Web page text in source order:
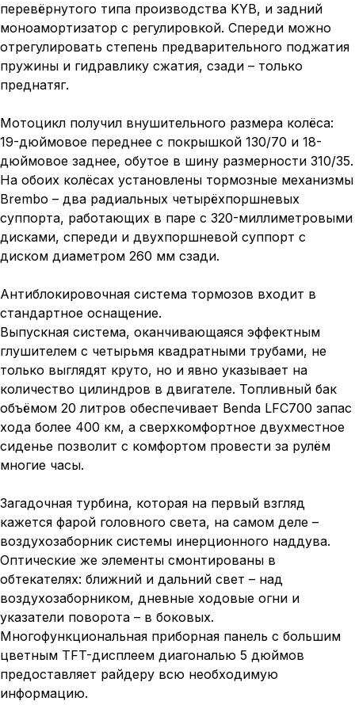
перевёрнутого типа производства KYB, и задний
моноамортизатор с регулировкой. Спереди можно
отрегулировать степень предварительного поджатия
пружины и гидравлику сжатия, сзади – только
преднатяг.
Мотоцикл получил внушительного размера колёса:
19-дюймовое переднее с покрышкой 130/70 и 18-
дюймовое заднее, обутое в шину размерности 310/35.
На обоих колёсах установлены тормозные механизмы
Brembo – два радиальных четырёхпоршневых
суппорта, работающих в паре с 320-миллиметровыми
дисками, спереди и двухпоршневой суппорт с
диском диаметром 260 мм сзади.
Антиблокировочная система тормозов входит в
стандартное оснащение.
Выпускная система, оканчивающаяся эффектным
глушителем с четырьмя квадратными трубами, не
только выглядят круто, но и явно указывает на
количество цилиндров в двигателе. Топливный бак
объёмом 20 литров обеспечивает Benda LFC700 запас
хода более 400 км, а сверхкомфортное двухместное
сиденье позволит с комфортом провести за рулём
многие часы.
Загадочная турбина, которая на первый взгляд
кажется фарой головного света, на самом деле –
воздухозаборник системы инерционного наддува.
Оптические же элементы смонтированы в
обтекателях: ближний и дальний свет – над
воздухозаборником, дневные ходовые огни и
указатели поворота – в боковых.
Многофункциональная приборная панель с большим
цветным TFT-дисплеем диагональю 5 дюймов
предоставляет райдеру всю необходимую
информацию.